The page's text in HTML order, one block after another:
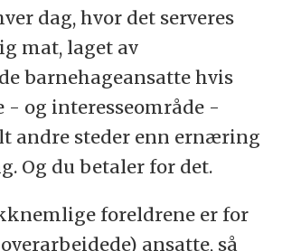
dag, hvor det serveres
mat, laget av
barnehageansatte hvis
- og interesseområde -
andre steder enn ernæring
Og du betaler for det.
foreldrene er for
ansatte, så